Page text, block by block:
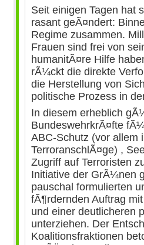
Seit einigen Tagen hat
rasant geÃ¤ndert:
Regime zusammen.
Frauen sind frei von
humanitÃ¤re Hilfe
rÃ¼ckt die direkte
die Herstellung von
politische Prozess in
In diesem erheblich
BundeswehrkrÃ¤fte
ABC-Schutz (vor allem
TerroranschlÃ¤ge) ,
Zugriff auf Terroristen
Initiative der GrÃ¼nen
pauschal formulierten
fÃ¶rdernden Auftrag
und einer deutlicheren
unterziehen. Der
Koalitionsfraktionen